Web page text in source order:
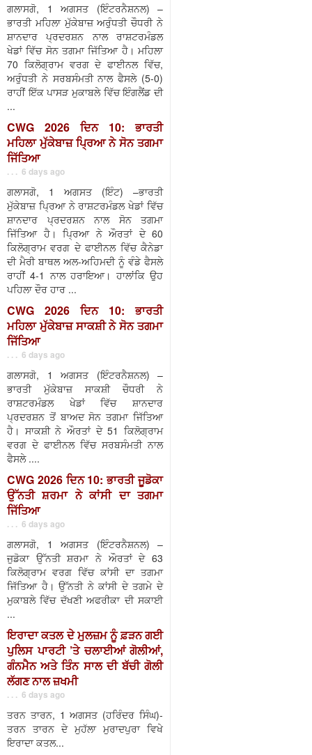
ਗਲਾਸਗੋ, 1 ਅਗਸਤ (ਇੰਟਰਨੈਸ਼ਨਲ) –
ਭਾਰਤੀ ਮਹਿਲਾ ਮੁੱਕੇਬਾਜ਼ ਅਰੁੰਧਤੀ ਚੌਧਰੀ ਨੇ
ਸ਼ਾਨਦਾਰ ਪ੍ਰਦਰਸ਼ਨ ਨਾਲ ਰਾਸ਼ਟਰਮੰਡਲ
ਖੇਡਾਂ ਵਿੱਚ ਸੋਨ ਤਗਮਾ ਜਿੱਤਿਆ ਹੈ। ਮਹਿਲਾ
70 ਕਿਲੋਗ੍ਰਾਮ ਵਰਗ ਦੇ ਫਾਈਨਲ ਵਿੱਚ,
ਅਰੁੰਧਤੀ ਨੇ ਸਰਬਸੰਮਤੀ ਨਾਲ ਫੈਸਲੇ (5-0)
ਰਾਹੀਂ ਇੱਕ ਪਾਸੜ ਮੁਕਾਬਲੇ ਵਿੱਚ ਇੰਗਲੈਂਡ ਦੀ
...
CWG 2026 ਦਿਨ 10: ਭਾਰਤੀ
ਮਹਿਲਾ ਮੁੱਕੇਬਾਜ਼ ਪ੍ਰਿਆ ਨੇ ਸੋਨ ਤਗਮਾ
ਜਿੱਤਿਆ
. . . 6 days ago
ਗਲਾਸਗੋ, 1 ਅਗਸਤ (ਇੰਟ) –ਭਾਰਤੀ
ਮੁੱਕੇਬਾਜ਼ ਪ੍ਰਿਆ ਨੇ ਰਾਸ਼ਟਰਮੰਡਲ ਖੇਡਾਂ ਵਿੱਚ
ਸ਼ਾਨਦਾਰ ਪ੍ਰਦਰਸ਼ਨ ਨਾਲ ਸੋਨ ਤਗਮਾ
ਜਿੱਤਿਆ ਹੈ। ਪ੍ਰਿਆ ਨੇ ਔਰਤਾਂ ਦੇ 60
ਕਿਲੋਗ੍ਰਾਮ ਵਰਗ ਦੇ ਫਾਈਨਲ ਵਿੱਚ ਕੈਨੇਡਾ
ਦੀ ਮੈਰੀ ਬਾਥਲ ਅਲ-ਅਹਿਮਦੀ ਨੂੰ ਵੰਡੇ ਫੈਸਲੇ
ਰਾਹੀਂ 4-1 ਨਾਲ ਹਰਾਇਆ। ਹਾਲਾਂਕਿ ਉਹ
ਪਹਿਲਾ ਦੌਰ ਹਾਰ ...
CWG 2026 ਦਿਨ 10: ਭਾਰਤੀ
ਮਹਿਲਾ ਮੁੱਕੇਬਾਜ਼ ਸਾਕਸ਼ੀ ਨੇ ਸੋਨ ਤਗਮਾ
ਜਿੱਤਿਆ
. . . 6 days ago
ਗਲਾਸਗੋ, 1 ਅਗਸਤ (ਇੰਟਰਨੈਸ਼ਨਲ) –
ਭਾਰਤੀ ਮੁੱਕੇਬਾਜ਼ ਸਾਕਸ਼ੀ ਚੌਧਰੀ ਨੇ
ਰਾਸ਼ਟਰਮੰਡਲ ਖੇਡਾਂ ਵਿੱਚ ਸ਼ਾਨਦਾਰ
ਪ੍ਰਦਰਸ਼ਨ ਤੋਂ ਬਾਅਦ ਸੋਨ ਤਗਮਾ ਜਿੱਤਿਆ
ਹੈ। ਸਾਕਸ਼ੀ ਨੇ ਔਰਤਾਂ ਦੇ 51 ਕਿਲੋਗ੍ਰਾਮ
ਵਰਗ ਦੇ ਫਾਈਨਲ ਵਿੱਚ ਸਰਬਸੰਮਤੀ ਨਾਲ
ਫੈਸਲੇ ....
CWG 2026 ਦਿਨ 10: ਭਾਰਤੀ ਜੂਡੋਕਾ
ਉੱਨਤੀ ਸ਼ਰਮਾ ਨੇ ਕਾਂਸੀ ਦਾ ਤਗਮਾ
ਜਿੱਤਿਆ
. . . 6 days ago
ਗਲਾਸਗੋ, 1 ਅਗਸਤ (ਇੰਟਰਨੈਸ਼ਨਲ) –
ਜੁਡੋਕਾ ਉੱਨਤੀ ਸ਼ਰਮਾ ਨੇ ਔਰਤਾਂ ਦੇ 63
ਕਿਲੋਗ੍ਰਾਮ ਵਰਗ ਵਿੱਚ ਕਾਂਸੀ ਦਾ ਤਗਮਾ
ਜਿੱਤਿਆ ਹੈ। ਉੱਨਤੀ ਨੇ ਕਾਂਸੀ ਦੇ ਤਗਮੇ ਦੇ
ਮੁਕਾਬਲੇ ਵਿੱਚ ਦੱਖਣੀ ਅਫਰੀਕਾ ਦੀ ਸਕਾਈ
...
ਇਰਾਦਾ ਕਤਲ ਦੇ ਮੁਲਜ਼ਮ ਨੂੰ ਫ਼ੜਨ ਗਈ
ਪੁਲਿਸ ਪਾਰਟੀ ’ਤੇ ਚਲਾਈਆਂ ਗੋਲੀਆਂ,
ਗੰਨਮੈਨ ਅਤੇ ਤਿੰਨ ਸਾਲ ਦੀ ਬੱਚੀ ਗੋਲੀ
ਲੱਗਣ ਨਾਲ ਜ਼ਖਮੀ
. . . 6 days ago
ਤਰਨ ਤਾਰਨ, 1 ਅਗਸਤ (ਹਰਿੰਦਰ ਸਿੰਘ)-
ਤਰਨ ਤਾਰਨ ਦੇ ਮੁਹੱਲਾ ਮੁਰਾਦਪੁਰਾ ਵਿਖੇ
ਇਰਾਦਾ ਕਤਲ...